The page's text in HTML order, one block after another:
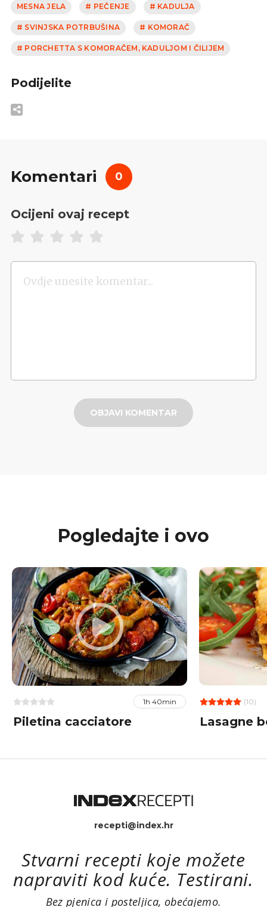
MESNA JELA # PEČENJE # KADULJA
# SVINJSKA POTRBUŠINA # KOMORAČ
# PORCHETTA S KOMORAČEM, KADULJOM I ČILIJEM
Podijelite
Komentari 0
Ocijeni ovaj recept
OBJAVI KOMENTAR
Pogledajte i ovo
1h 40min
Piletina cacciatore
(10)
Lasagne
recepti@index.hr
Stvarni recepti koje možete
napraviti kod kuće. Testirani.
Bez pjenica i posteljica, obećajemo.